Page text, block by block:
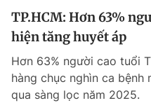
TP.HCM: Hơn 63%
hiện tăng huyết áp
Hơn 63% người cao tuổi
hàng chục nghìn ca
qua sàng lọc năm 2025.